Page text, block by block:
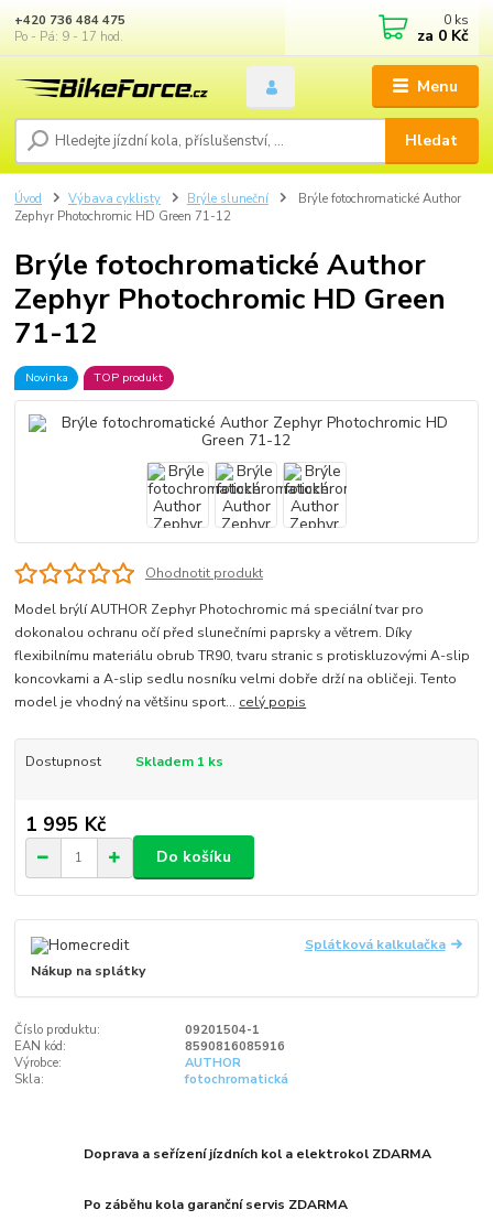
Menu
Hledat
+420 736 484 475
Po - Pá: 9 - 17 hod.
0 ks
za 0 Kč
Úvod Výbava cyklisty Brýle sluneční
Brýle fotochromatické Author
Zephyr Photochromic HD Green 71-12
Brýle fotochromatické Author
Zephyr Photochromic HD Green
71-12
Novinka TOP produkt
Ohodnotit produkt
Model brýlí AUTHOR Zephyr Photochromic má speciální tvar pro
dokonalou ochranu očí před slunečními paprsky a větrem. Díky
flexibilnímu materiálu obrub TR90, tvaru stranic s protiskluzovými A-slip
koncovkami a A-slip sedlu nosníku velmi dobře drží na obličeji. Tento
model je vhodný na většinu sport... celý popis
Dostupnost Skladem 1 ks
1 995 Kč
Do košíku
Splátková kalkulačka
Nákup na splátky
Číslo produktu:
09201504-1
EAN kód:
8590816085916
Výrobce:
AUTHOR
Skla:
fotochromatická
Doprava a seřízení jízdních kol a elektrokol ZDARMA
Po záběhu kola garanční servis ZDARMA